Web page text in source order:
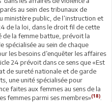
au sein des tribunaux de
ministère public, de l’instruction et
de la loi, dans le droit fil de cette
de la femme battue, prévoit la
spécialisée au sein de chaque
les besoins d’enquêter les affaires
24 prévoit dans ce sens que «Est
de sureté nationale et de garde
une unité spécialisée pour
faites aux femmes au sens de la
femmes parmi ses membres»(18)